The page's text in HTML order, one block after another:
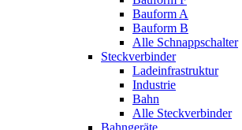
Bauform A
Bauform B
Alle Schnappschalter
Steckverbinder
Ladeinfrastruktur
Industrie
Bahn
Alle Steckverbinder
Bahngeräte